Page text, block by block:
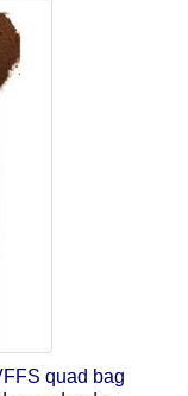
quad bag